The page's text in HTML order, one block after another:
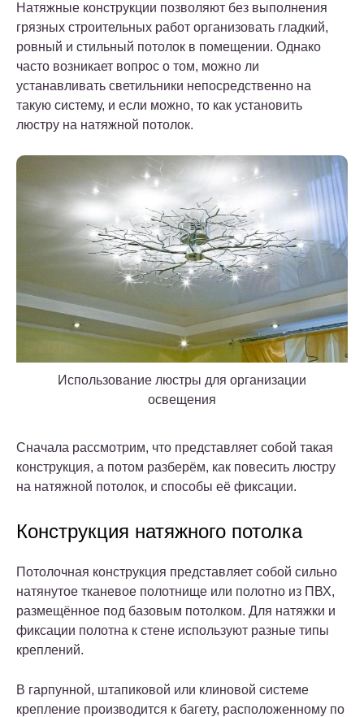
Натяжные конструкции позволяют без выполнения
грязных строительных работ организовать гладкий,
ровный и стильный потолок в помещении. Однако
часто возникает вопрос о том, можно ли
устанавливать светильники непосредственно на
такую систему, и если можно, то как установить
люстру на натяжной потолок.
Использование люстры для организации
освещения
Сначала рассмотрим, что представляет собой такая
конструкция, а потом разберём, как повесить люстру
на натяжной потолок, и способы её фиксации.
Конструкция натяжного потолка
Потолочная конструкция представляет собой сильно
натянутое тканевое полотнище или полотно из ПВХ,
размещённое под базовым потолком. Для натяжки и
фиксации полотна к стене используют разные типы
креплений.
В гарпунной, штапиковой или клиновой системе
крепление производится к багету, расположенному по